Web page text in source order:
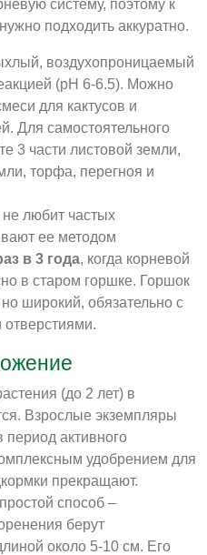
систему, поэтому к
подходить аккуратно.
воздухопроницаемый
(pH 6-6.5). Можно
для кактусов и
Для самостоятельного
3 части листовой земли,
торфа, перегноя и
любит частых
ее методом
в 3 года, когда корневой
в старом горшке. Горшок
широкий, обязательно с
(до 2 лет) в
Взрослые экземпляры
активного
удобрением для
прекращают.
способ –
берут
около 5-10 см. Его